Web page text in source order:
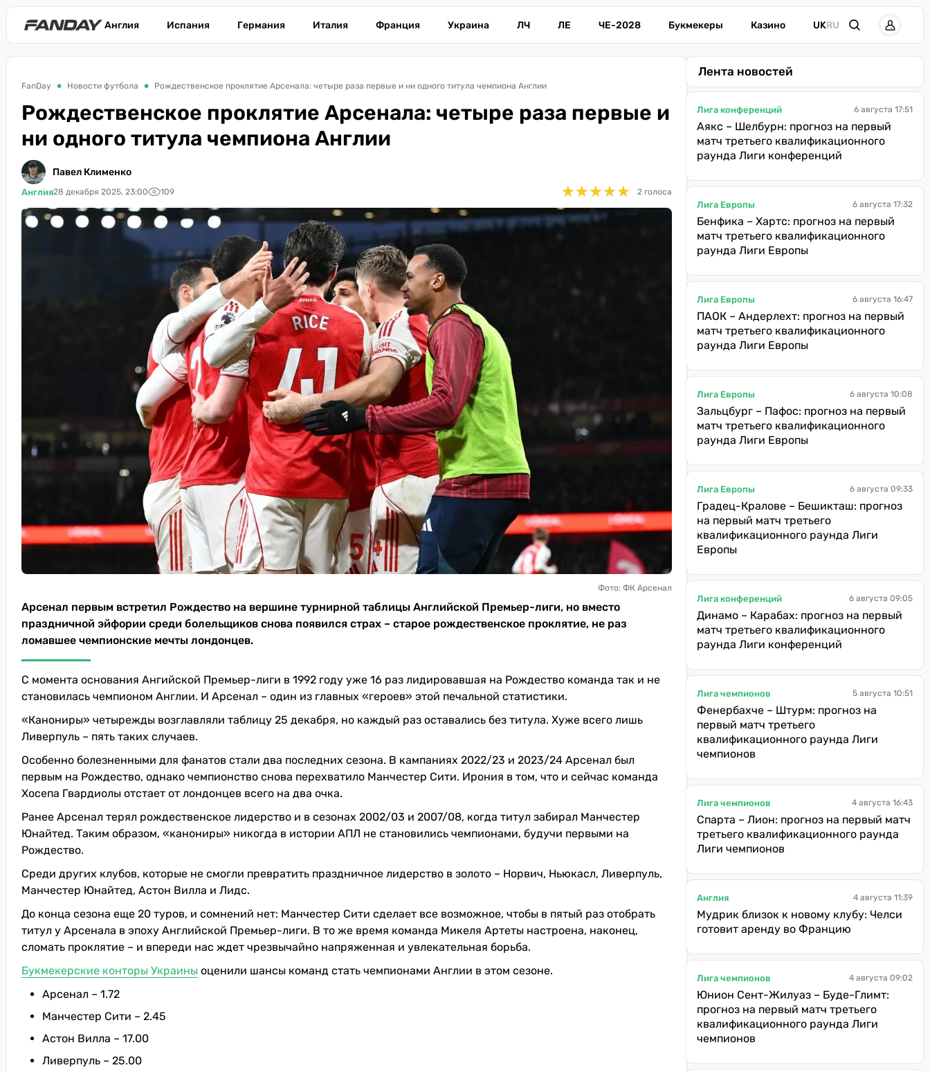
Англия Испания Германия Италия Франция Украина ЛЧ ЛЕ ЧЕ-2028 Букмекеры Казино UKRU
FanDay Новости футбола Рождественское проклятие Арсенала: четыре раза первые и ни одного титула чемпиона Англии
Рождественское проклятие Арсенала: четыре раза первые и
ни одного титула чемпиона Англии
Павел Клименко
Англия28 декабря 2025, 23:00 109 ★★★★★
★★★★★ 2 голоса
Фото: ФК Арсенал
Арсенал первым встретил Рождество на вершине турнирной таблицы Английской Премьер-лиги, но вместо
праздничной эйфории среди болельщиков снова появился страх – старое рождественское проклятие, не раз
ломавшее чемпионские мечты лондонцев.
С момента основания Ангийской Премьер-лиги в 1992 году уже 16 раз лидировавшая на Рождество команда так и не
становилась чемпионом Англии. И Арсенал – один из главных «героев» этой печальной статистики.
«Канониры» четырежды возглавляли таблицу 25 декабря, но каждый раз оставались без титула. Хуже всего лишь
Ливерпуль – пять таких случаев.
Особенно болезненными для фанатов стали два последних сезона. В кампаниях 2022/23 и 2023/24 Арсенал был
первым на Рождество, однако чемпионство снова перехватило Манчестер Сити. Ирония в том, что и сейчас команда
Хосепа Гвардиолы отстает от лондонцев всего на два очка.
Ранее Арсенал терял рождественское лидерство и в сезонах 2002/03 и 2007/08, когда титул забирал Манчестер
Юнайтед. Таким образом, «канониры» никогда в истории АПЛ не становились чемпионами, будучи первыми на
Рождество.
Среди других клубов, которые не смогли превратить праздничное лидерство в золото – Норвич, Ньюкасл, Ливерпуль,
Манчестер Юнайтед, Астон Вилла и Лидс.
До конца сезона еще 20 туров, и сомнений нет: Манчестер Сити сделает все возможное, чтобы в пятый раз отобрать
титул у Арсенала в эпоху Английской Премьер-лиги. В то же время команда Микеля Артеты настроена, наконец,
сломать проклятие – и впереди нас ждет чрезвычайно напряженная и увлекательная борьба.
Букмекерские конторы Украины оценили шансы команд стать чемпионами Англии в этом сезоне.
Арсенал – 1.72
Манчестер Сити – 2.45
Астон Вилла – 17.00
Ливерпуль – 25.00
Лента новостей
Лига конференций 6 августа 17:51
Аякс – Шелбурн: прогноз на первый
матч третьего квалификационного
раунда Лиги конференций
Лига Европы 6 августа 17:32
Бенфика – Хартс: прогноз на первый
матч третьего квалификационного
раунда Лиги Европы
Лига Европы 6 августа 16:47
ПАОК – Андерлехт: прогноз на первый
матч третьего квалификационного
раунда Лиги Европы
Лига Европы 6 августа 10:08
Зальцбург – Пафос: прогноз на первый
матч третьего квалификационного
раунда Лиги Европы
Лига Европы 6 августа 09:33
Градец-Кралове – Бешикташ: прогноз
на первый матч третьего
квалификационного раунда Лиги
Европы
Лига конференций 6 августа 09:05
Динамо – Карабах: прогноз на первый
матч третьего квалификационного
раунда Лиги конференций
Лига чемпионов 5 августа 10:51
Фенербахче – Штурм: прогноз на
первый матч третьего
квалификационного раунда Лиги
чемпионов
Лига чемпионов 4 августа 16:43
Спарта – Лион: прогноз на первый матч
третьего квалификационного раунда
Лиги чемпионов
Англия 4 августа 11:39
Мудрик близок к новому клубу: Челси
готовит аренду во Францию
Лига чемпионов 4 августа 09:02
Юнион Сент-Жилуаз – Буде-Глимт:
прогноз на первый матч третьего
квалификационного раунда Лиги
чемпионов